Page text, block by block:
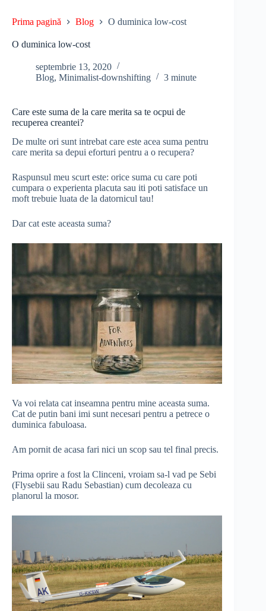
Prima pagină Blog O duminica low-cost
O duminica low-cost
septembrie 13, 2020
Blog, Minimalist-downshifting 3 minute
Care este suma de la care merita sa te ocpui de
recuperea creantei?
De multe ori sunt intrebat care este acea suma pentru
care merita sa depui eforturi pentru a o recupera?
Raspunsul meu scurt este: orice suma cu care poti
cumpara o experienta placuta sau iti poti satisface un
moft trebuie luata de la datornicul tau!
Dar cat este aceasta suma?
Va voi relata cat inseamna pentru mine aceasta suma.
Cat de putin bani imi sunt necesari pentru a petrece o
duminica fabuloasa.
Am pornit de acasa fari nici un scop sau tel final precis.
Prima oprire a fost la Clinceni, vroiam sa-l vad pe Sebi
(Flysebii sau Radu Sebastian) cum decoleaza cu
planorul la mosor.